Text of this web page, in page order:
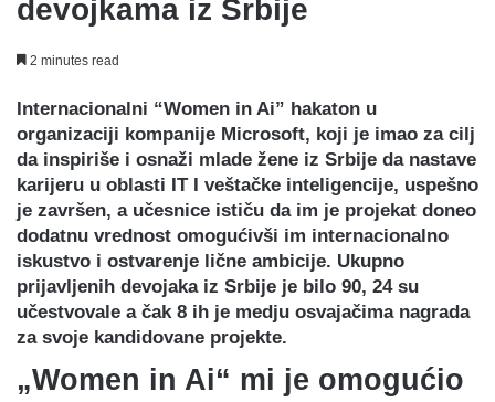
devojkama iz Srbije
2 minutes read
Internacionalni “Women in Ai” hakaton u
organizaciji kompanije Microsoft, koji je imao za cilj
da inspiriše i osnaži mlade žene iz Srbije da nastave
karijeru u oblasti IT I veštačke inteligencije, uspešno
je završen, a učesnice ističu da im je projekat doneo
dodatnu vrednost omogućivši im internacionalno
iskustvo i ostvarenje lične ambicije. Ukupno
prijavljenih devojaka iz Srbije je bilo 90, 24 su
učestvovale a čak 8 ih je medju osvajačima nagrada
za svoje kandidovane projekte.
„Women in Ai“ mi je omogućio